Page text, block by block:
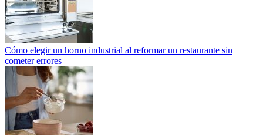
Cómo elegir un horno industrial al reformar un restaurante sin
cometer errores